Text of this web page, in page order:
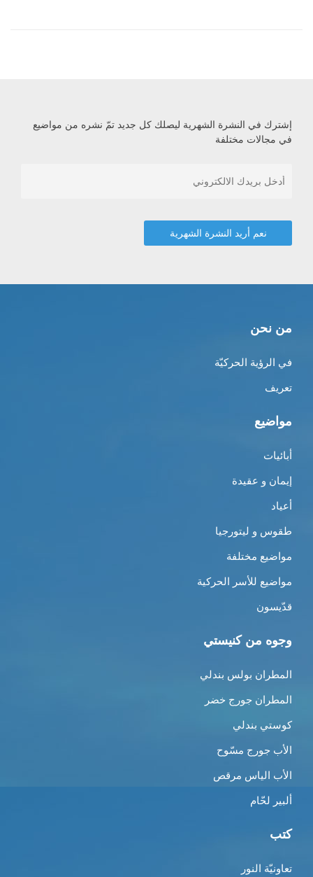
إشترك في النشرة الشهرية ليصلك كل جديد تمّ نشره من مواضيع
في مجالات مختلفة
من نحن
في الرؤية الحركيّة
تعريف
مواضيع
أبائيات
إيمان و عقيدة
أعياد
طقوس و ليتورجيا
مواضيع مختلفة
مواضيع للأسر الحركية
قدّيسون
وجوه من كنيستي
المطران بولس بندلي
المطران جورج خضر
كوستي بندلي
الأب جورج مسّوح
الأب الياس مرقص
ألبير لحّام
كتب
تعاونيّة النور